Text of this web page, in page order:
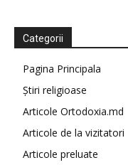
Categorii
Pagina Principala
Știri religioase
Articole Ortodoxia.md
Articole de la vizitatori
Articole preluate